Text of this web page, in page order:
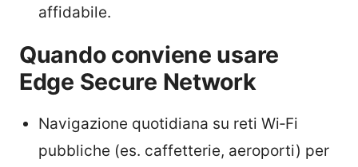
affidabile.
Quando conviene usare
Edge Secure Network
Navigazione quotidiana su reti Wi‑Fi
pubbliche (es. caffetterie, aeroporti) per